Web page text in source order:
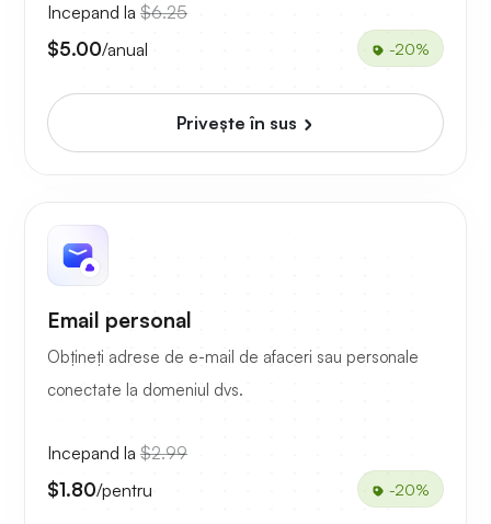
Incepand la $6.25
$5.00/anual -20%
Priveşte în sus
Email personal
Obțineți adrese de e-mail de afaceri sau personale
conectate la domeniul dvs.
Incepand la $2.99
$1.80/pentru -20%